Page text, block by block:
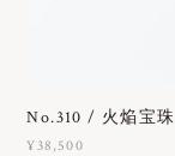
No.310 / 火焔宝珠
¥38,500